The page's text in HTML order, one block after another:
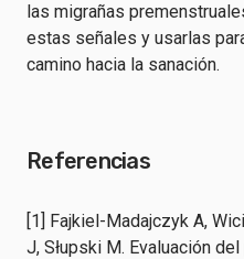
las migrañas
estas señales y usarlas
camino hacia la sanación.
Referencias
[1] Fajkiel-Madajczyk A,
J, Słupski M. Evaluación